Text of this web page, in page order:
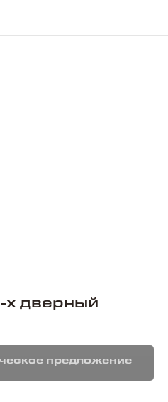
х дверный
предложение